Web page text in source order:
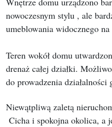
nowoczesnym stylu , ale
umeblowania widocznego
Teren wokół domu
drenaż całej działki.
do prowadzenia działalności
Niewątpliwą zaletą
Cicha i spokojna okolica, a